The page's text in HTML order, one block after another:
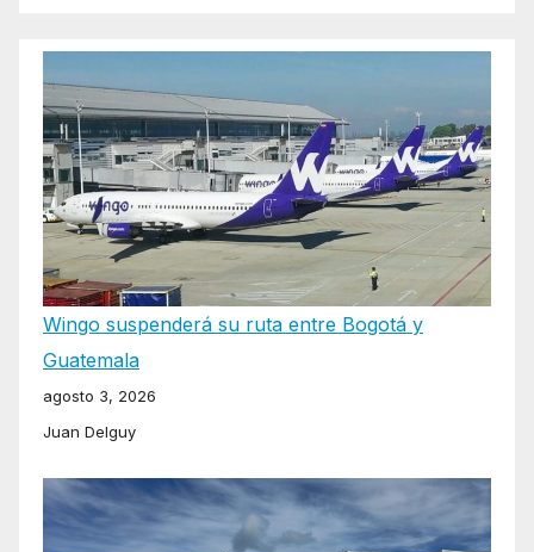
Wingo suspenderá su ruta entre Bogotá y
Guatemala
agosto 3, 2026
Juan Delguy